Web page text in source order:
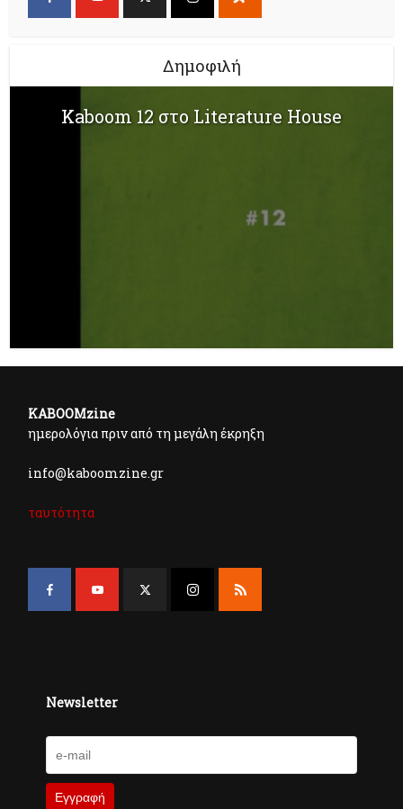
Δημοφιλή
Kaboom 12 στο Literature House
KABOOMzine
ημερολόγια πριν από τη μεγάλη έκρηξη
info@kaboomzine.gr
ταυτότητα
Newsletter